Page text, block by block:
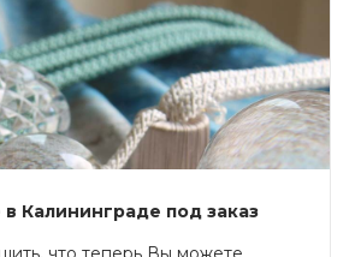
Калининграде под заказ